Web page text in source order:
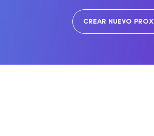
IPv4 en París, Lyon y Marsella. Ancho
CREAR NUEVO